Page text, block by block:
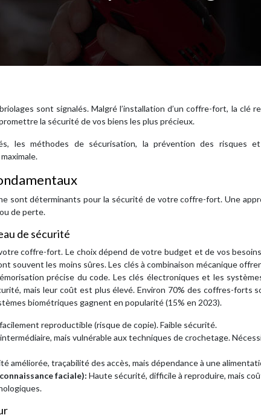
sont signalés. Malgré l’installation d’un coffre-fort, la clé
la sécurité de vos biens les plus précieux.
les méthodes de sécurisation, la prévention des risques
sont déterminants pour la sécurité de votre coffre-fort. Une
de perte.
de sécurité
coffre-fort. Le choix dépend de votre budget et de vos
souvent les moins sûres. Les clés à combinaison mécanique
précise du code. Les clés électroniques et les
mais leur coût est plus élevé. Environ 70% des coffres-forts
biométriques gagnent en popularité (15% en 2023).
reproductible (risque de copie). Faible sécurité.
mais vulnérable aux techniques de crochetage.
améliorée, traçabilité des accès, mais dépendance à une
faciale): Haute sécurité, difficile à reproduire, mais